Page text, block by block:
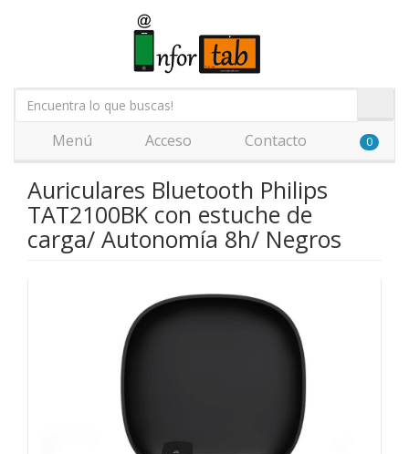
Menú Acceso Contacto 0
Auriculares Bluetooth Philips
TAT2100BK con estuche de
carga/ Autonomía 8h/ Negros